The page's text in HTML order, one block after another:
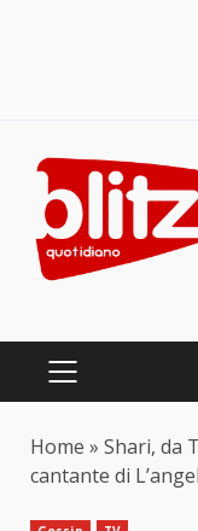
content
PRIMARY
Home » Shari, da
cantante di